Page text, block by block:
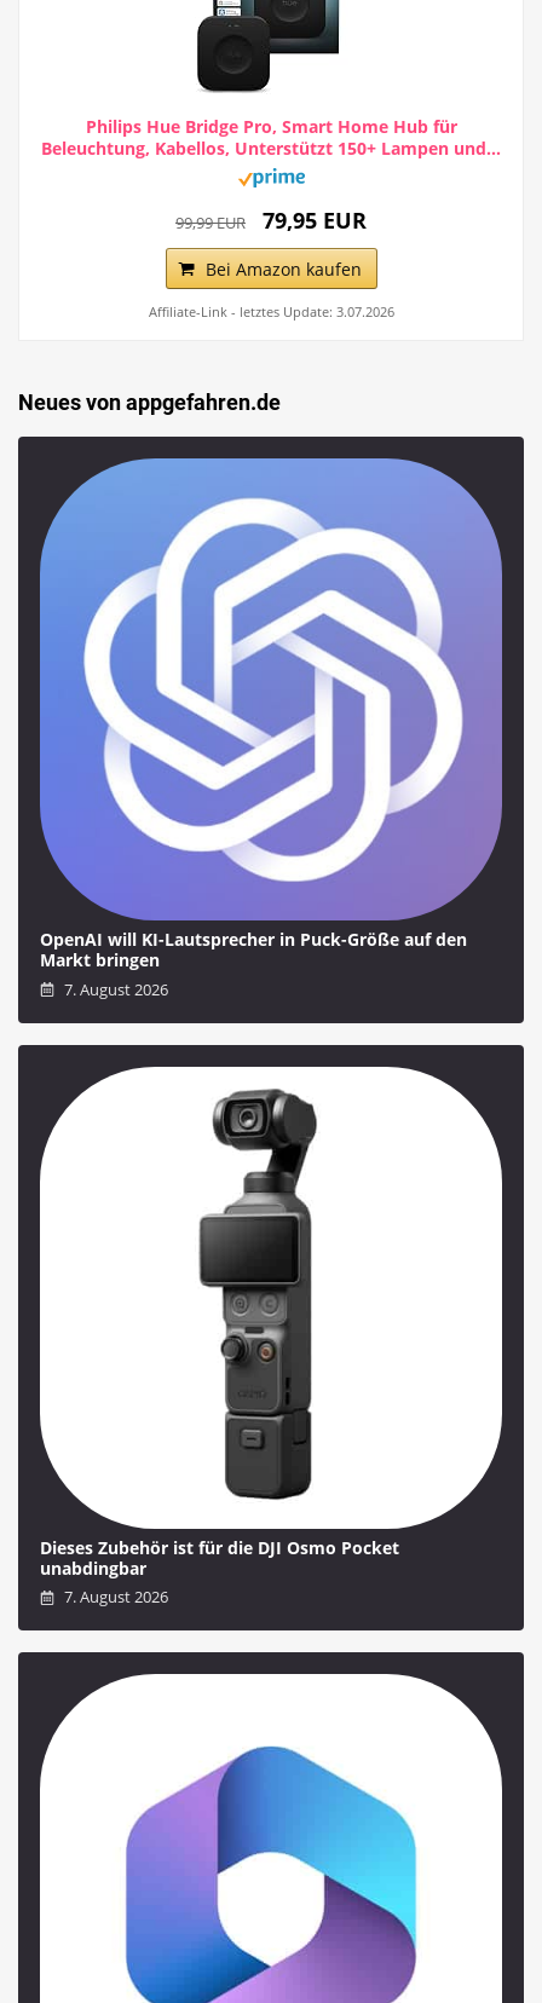
Philips Hue Bridge Pro, Smart Home Hub für
Beleuchtung, Kabellos, Unterstützt 150+ Lampen und...
99,99 EUR 79,95 EUR
Bei Amazon kaufen
Affiliate-Link - letztes Update: 3.07.2026
Neues von appgefahren.de
OpenAI will KI-Lautsprecher in Puck-Größe auf den
Markt bringen
7. August 2026
Dieses Zubehör ist für die DJI Osmo Pocket
unabdingbar
7. August 2026